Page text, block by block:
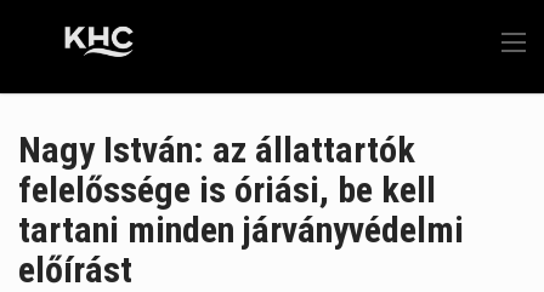
Nagy István: az állattartók
felelőssége is óriási, be kell
tartani minden járványvédelmi
előírást